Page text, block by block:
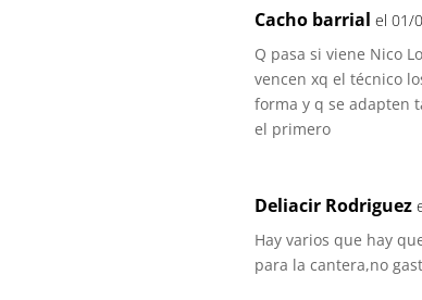
Cacho barrial el 01/
Q pasa si viene Nico
vencen xq el técnico
forma y q se adapten
el primero
Deliacir Rodriguez
Hay varios que hay
para la cantera,no